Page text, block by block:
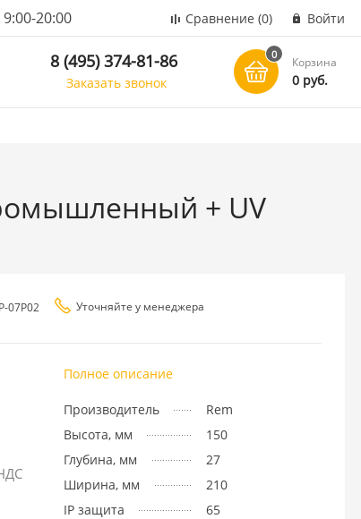
20:00 Сравнение (0) Войти
8 (495) 374-81-86
Заказать звонок
0
Корзина
0 руб.
+ UV
07P02 Уточняйте у менеджера
Полное описание
Производитель
Rem
Высота, мм
150
Глубина, мм
27
Ширина, мм
210
IP защита
65